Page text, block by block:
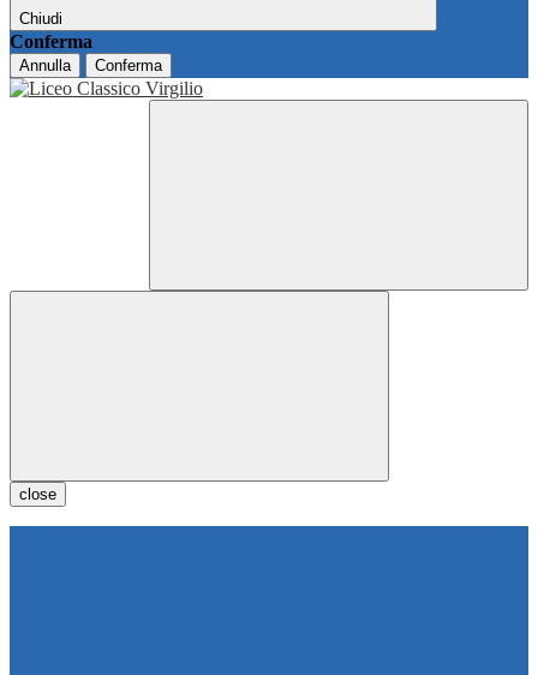
Chiudi
Conferma
Annulla Conferma
close